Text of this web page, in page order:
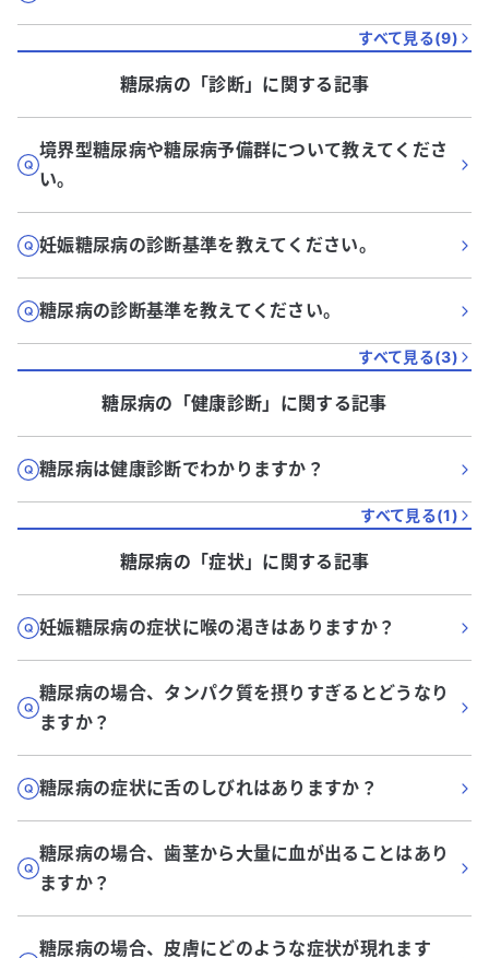
すべて見る(9)
糖尿病の「診断」に関する記事
境界型糖尿病や糖尿病予備群について教えてくださ
い。
妊娠糖尿病の診断基準を教えてください。
糖尿病の診断基準を教えてください。
すべて見る(3)
糖尿病の「健康診断」に関する記事
糖尿病は健康診断でわかりますか？
すべて見る(1)
糖尿病の「症状」に関する記事
妊娠糖尿病の症状に喉の渇きはありますか？
糖尿病の場合、タンパク質を摂りすぎるとどうなり
ますか？
糖尿病の症状に舌のしびれはありますか？
糖尿病の場合、歯茎から大量に血が出ることはあり
ますか？
糖尿病の場合、皮膚にどのような症状が現れます